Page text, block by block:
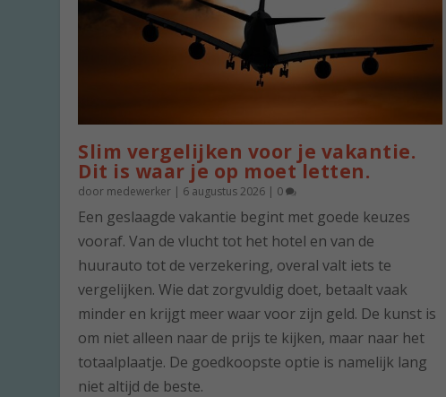
Slim vergelijken voor je vakantie.
Dit is waar je op moet letten.
door medewerker | 6 augustus 2026 | 0
Een geslaagde vakantie begint met goede keuzes
vooraf. Van de vlucht tot het hotel en van de
huurauto tot de verzekering, overal valt iets te
vergelijken. Wie dat zorgvuldig doet, betaalt vaak
minder en krijgt meer waar voor zijn geld. De kunst is
om niet alleen naar de prijs te kijken, maar naar het
totaalplaatje. De goedkoopste optie is namelijk lang
niet altijd de beste.